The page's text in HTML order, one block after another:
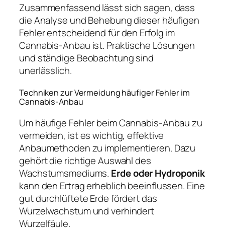
Zusammenfassend lässt sich sagen, dass
die Analyse und Behebung dieser häufigen
Fehler entscheidend für den Erfolg im
Cannabis-Anbau ist. Praktische Lösungen
und ständige Beobachtung sind
unerlässlich.
Techniken zur Vermeidung häufiger Fehler im
Cannabis-Anbau
Um häufige Fehler beim Cannabis-Anbau zu
vermeiden, ist es wichtig, effektive
Anbaumethoden zu implementieren. Dazu
gehört die richtige Auswahl des
Wachstumsmediums. Erde oder Hydroponik
kann den Ertrag erheblich beeinflussen. Eine
gut durchlüftete Erde fördert das
Wurzelwachstum und verhindert
Wurzelfäule.